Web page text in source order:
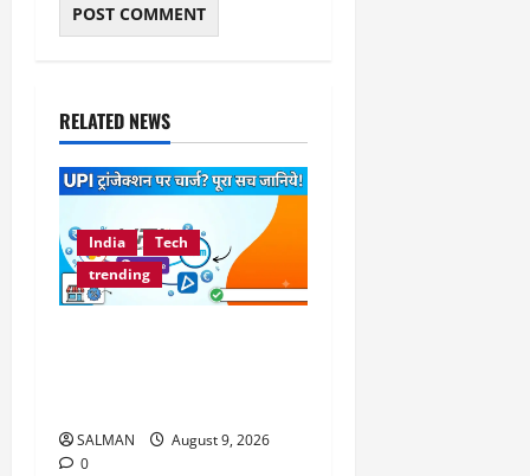
RELATED NEWS
India
Tech
trending
SALMAN
August 9, 2026
0